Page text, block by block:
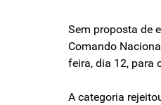
Sem proposta de
Comando
feira, dia 12, para
A categoria